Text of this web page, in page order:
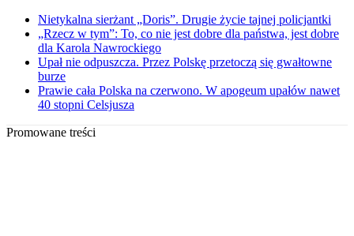
Nietykalna sierżant „Doris”. Drugie życie tajnej policjantki
„Rzecz w tym”: To, co nie jest dobre dla państwa, jest dobre
dla Karola Nawrockiego
Upał nie odpuszcza. Przez Polskę przetoczą się gwałtowne
burze
Prawie cała Polska na czerwono. W apogeum upałów nawet
40 stopni Celsjusza
Promowane treści